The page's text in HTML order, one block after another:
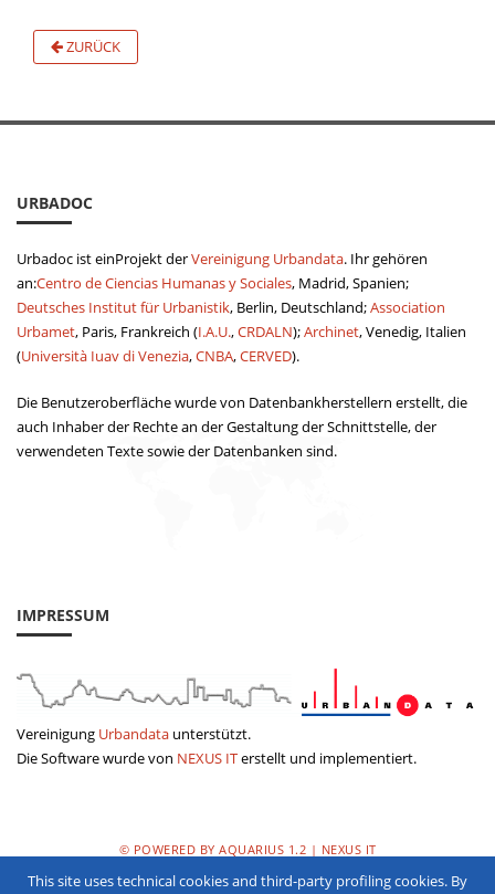
ZURÜCK
URBADOC
Urbadoc ist einProjekt derVereinigung Urbandata. Ihr gehören
an:Centro de Ciencias Humanas y Sociales, Madrid, Spanien;
Deutsches Institut für Urbanistik, Berlin, Deutschland;Association
Urbamet, Paris, Frankreich (I.A.U.,CRDALN);Archinet, Venedig, Italien
(Università Iuav di Venezia,CNBA,CERVED).
Die Benutzeroberfläche wurde von Datenbankherstellern erstellt, die
auch Inhaber der Rechte an der Gestaltung der Schnittstelle, der
verwendeten Texte sowie der Datenbanken sind.
IMPRESSUM
Vereinigung Urbandata unterstützt.
Die Software wurde von NEXUS ITerstellt und implementiert.
© POWERED BY AQUARIUS 1.2 | NEXUS IT
DATENSCHUTZERKLÄRUNG
This site uses technical cookies and third-party profiling cookies. By